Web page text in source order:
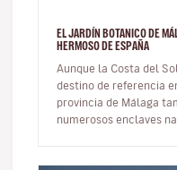
EL JARDÍN BOTANICO DE
HERMOSO DE ESPAÑA
Aunque la Costa del
destino de referencia
provincia de Málaga
numerosos enclaves naturales. De entre